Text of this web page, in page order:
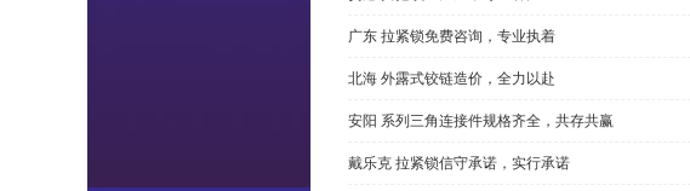
广东 拉紧锁免费咨询，专业执着
北海 外露式铰链造价，全力以赴
安阳 系列三角连接件规格齐全，共存共赢
戴乐克 拉紧锁信守承诺，实行承诺